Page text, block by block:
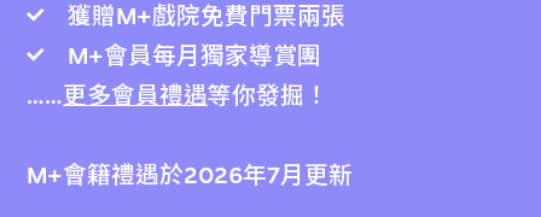
獲贈M+戲院免費門票兩張
M+會員每月獨家導賞團
……更多會員禮遇等你發掘！
M+會籍禮遇於2026年7月更新